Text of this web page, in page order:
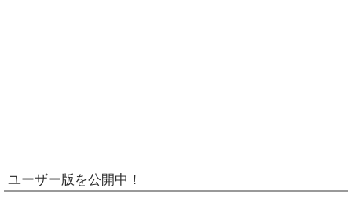
ユーザー版を公開中！